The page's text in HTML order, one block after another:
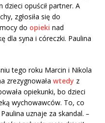
opuścił partner. A
zgłosiła się do
do opieki nad
dla syna i córeczki. Paulina
tego roku Marcin i Nikola
zrezygnowała wtedy z
opiekunki, bo dzieci
wychowawców. To, co
uznaje za skandal. –